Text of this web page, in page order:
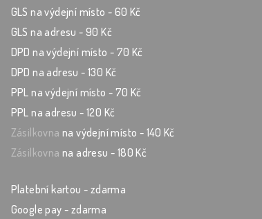
GLS na výdejní místo - 60 Kč
GLS na adresu - 90 Kč
DPD na výdejní místo - 70 Kč
DPD na adresu - 130 Kč
PPL na výdejní místo - 70 Kč
PPL na adresu - 120 Kč
Zásilkovna na výdejní místo - 140 Kč
Zásilkovna na adresu - 180 Kč
Platební kartou - zdarma
Google pay - zdarma